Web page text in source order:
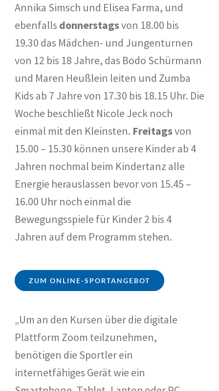
Annika Simsch und Elisea Farma, und
ebenfalls donnerstagsvon 18.00 bis
19.30 das Mädchen- und Jungenturnen
von 12 bis 18 Jahre, das Bodo Schürmann
und Maren Heußlein leiten und Zumba
Kids ab 7 Jahre von 17.30 bis 18.15 Uhr. Die
Woche beschließt Nicole Jeck noch
einmal mit den Kleinsten. Freitagsvon
15.00 – 15.30 können unsere Kinder ab 4
Jahren nochmal beim Kindertanz alle
Energie herauslassen bevor von 15.45 –
16.00 Uhr noch einmal die
Bewegungsspiele für Kinder 2 bis 4
Jahren auf dem Programm stehen.
ZUM ONLINE-SPORTANGEBOT
„Um an den Kursen über die digitale
Plattform Zoom teilzunehmen,
benötigen die Sportler ein
internetfähiges Gerät wie ein